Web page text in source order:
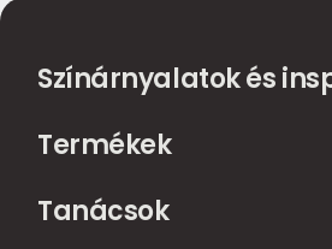
Színárnyalatok és
Termékek
Tanácsok